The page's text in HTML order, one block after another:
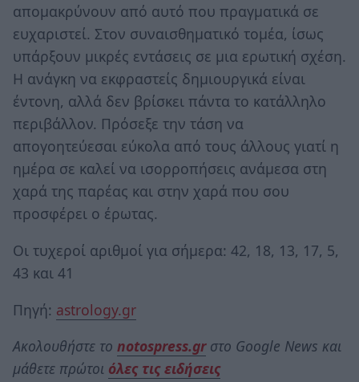
απομακρύνουν από αυτό που πραγματικά σε
ευχαριστεί. Στον συναισθηματικό τομέα, ίσως
υπάρξουν μικρές εντάσεις σε μια ερωτική σχέση.
Η ανάγκη να εκφραστείς δημιουργικά είναι
έντονη, αλλά δεν βρίσκει πάντα το κατάλληλο
περιβάλλον. Πρόσεξε την τάση να
απογοητεύεσαι εύκολα από τους άλλους γιατί η
ημέρα σε καλεί να ισορροπήσεις ανάμεσα στη
χαρά της παρέας και στην χαρά που σου
προσφέρει ο έρωτας.
Οι τυχεροί αριθμοί για σήμερα: 42, 18, 13, 17, 5,
43 και 41
Πηγή: astrology.gr
Ακολουθήστε το notospress.grστο Google News και
μάθετε πρώτοι όλες τις ειδήσεις